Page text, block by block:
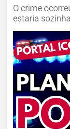
O crime
estaria